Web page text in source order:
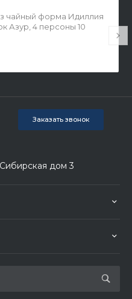
чайный форма Идиллия
Азур, 4 персоны 10
Заказать звонок
дом 3